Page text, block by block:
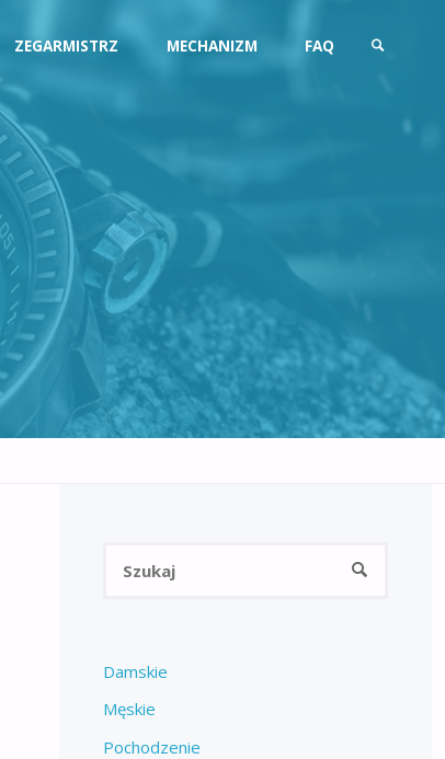
ZEGARMISTRZ MECHANIZM FAQ
SZUKAJ
SZUKAJ
Damskie
Męskie
Pochodzenie